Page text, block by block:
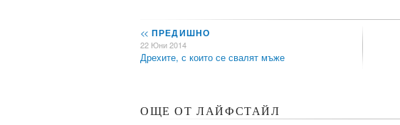
<< ПРЕДИШНО
22 Юни 2014
Дрехите, с които се свалят мъже
ОЩЕ ОТ ЛАЙФСТАЙЛ